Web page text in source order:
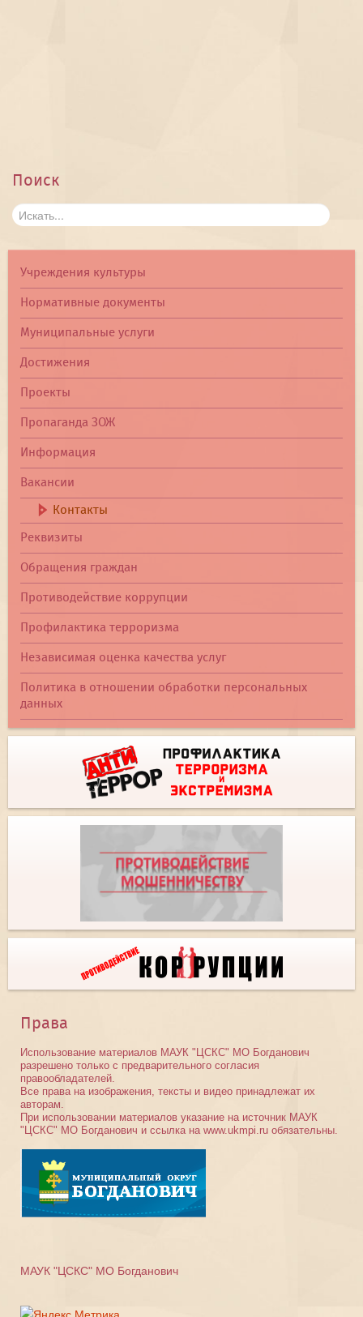
Поиск
Учреждения культуры
Нормативные документы
Муниципальные услуги
Достижения
Проекты
Пропаганда ЗОЖ
Информация
Вакансии
Контакты
Реквизиты
Обращения граждан
Противодействие коррупции
Профилактика терроризма
Независимая оценка качества услуг
Политика в отношении обработки персональных
данных
Права
Использование материалов МАУК "ЦСКС" МО Богданович
разрешено только с предварительного согласия
правообладателей.
Все права на изображения, тексты и видео принадлежат их
авторам.
При использовании материалов указание на источник МАУК
"ЦСКС" МО Богданович и ссылка на www.ukmpi.ru обязательны.
МАУК "ЦСКС" МО Богданович